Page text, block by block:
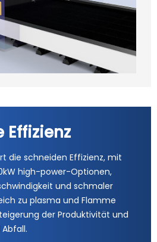
Effizienz
die schneiden Effizienz, mit
high-power-Optionen,
und schmaler
zu plasma und Flamme
der Produktivität und